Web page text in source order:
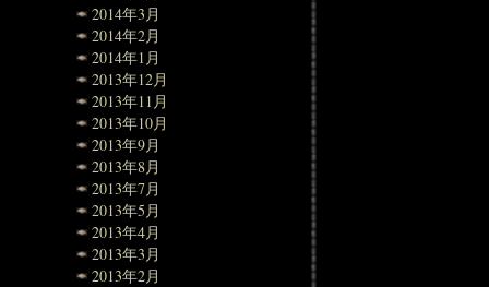
2014年3月
2014年2月
2014年1月
2013年12月
2013年11月
2013年10月
2013年9月
2013年8月
2013年7月
2013年5月
2013年4月
2013年3月
2013年2月